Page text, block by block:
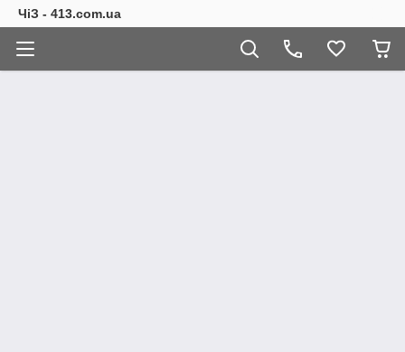
ЧіЗ - 413.com.ua